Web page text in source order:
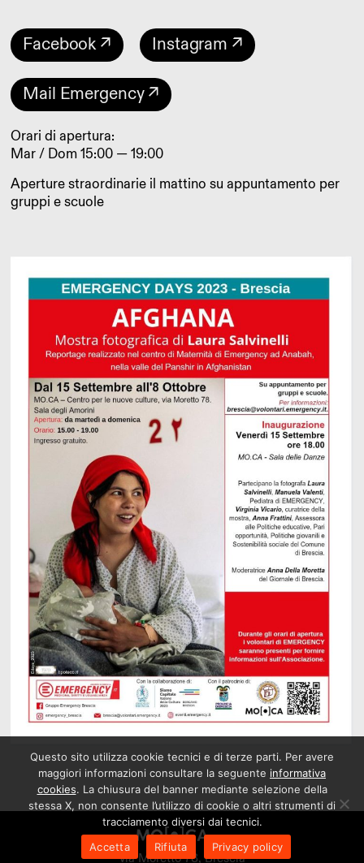
Facebook ↗ Instagram ↗
Mail Emergency ↗
Orari di apertura:
Mar / Dom 15:00 — 19:00
Aperture straordinarie il mattino su appuntamento per
gruppi e scuole
via Moretto 78, Brescia
Questo sito utilizza cookie tecnici e di terze parti. Per avere
maggiori informazioni consultare la seguente informativa
cookies. La chiusura del banner mediante selezione della
stessa X, non consente l’utilizzo di cookie o altri strumenti di
tracciamento diversi dai tecnici.
Accetta
Rifiuta Privacy policy